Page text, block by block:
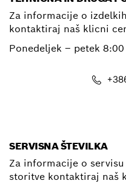
Za informacije o
kontaktiraj naš klicni
Ponedeljek – petek
SERVISNA ŠTEVILKA
Za informacije o
storitve kontaktiraj naš